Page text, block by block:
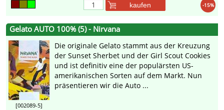
-15%
kaufen
Gelato AUTO 100% (5) - Nirvana
[002089-5]
Die originale Gelato stammt aus der Kreuzung
der Sunset Sherbet und der Girl Scout Cookies
und ist definitiv eine der populärsten US-
amerikanischen Sorten auf dem Markt. Nun
präsentieren wir die Auto ...